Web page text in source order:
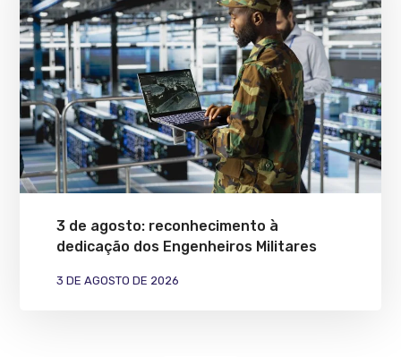
3 de agosto: reconhecimento à
dedicação dos Engenheiros Militares
3 DE AGOSTO DE 2026